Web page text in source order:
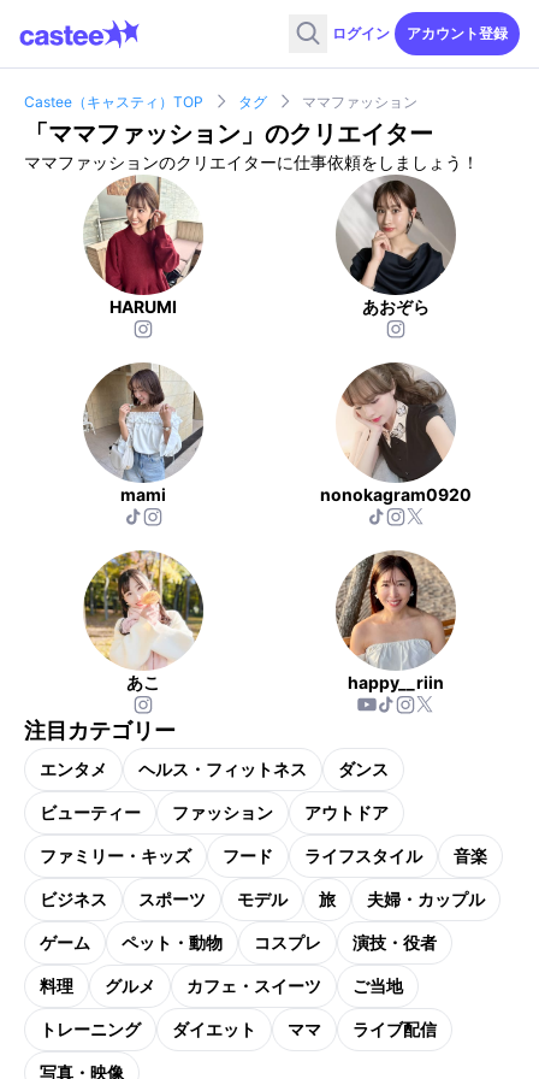
ログイン アカウント登録
Castee（キャスティ）TOP タグ ママファッション
「ママファッション 」のクリエイター
ママファッションのクリエイターに仕事依頼をしましょう！
HARUMI あおぞら
mami nonokagram0920
あこ happy__riin
注目カテゴリー
エンタメ ヘルス・フィットネス ダンス
ビューティー ファッション アウトドア
ファミリー・キッズ フード ライフスタイル 音楽
ビジネス スポーツ モデル 旅 夫婦・カップル
ゲーム ペット・動物 コスプレ 演技・役者
料理 グルメ カフェ・スイーツ ご当地
トレーニング ダイエット ママ ライブ配信
写真・映像